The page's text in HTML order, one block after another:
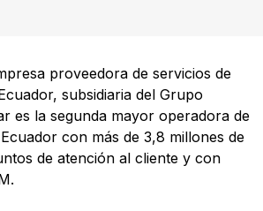
proveedora de servicios de
subsidiaria del Grupo
es la segunda mayor operadora de
con más de 3,8 millones de
de atención al cliente y con